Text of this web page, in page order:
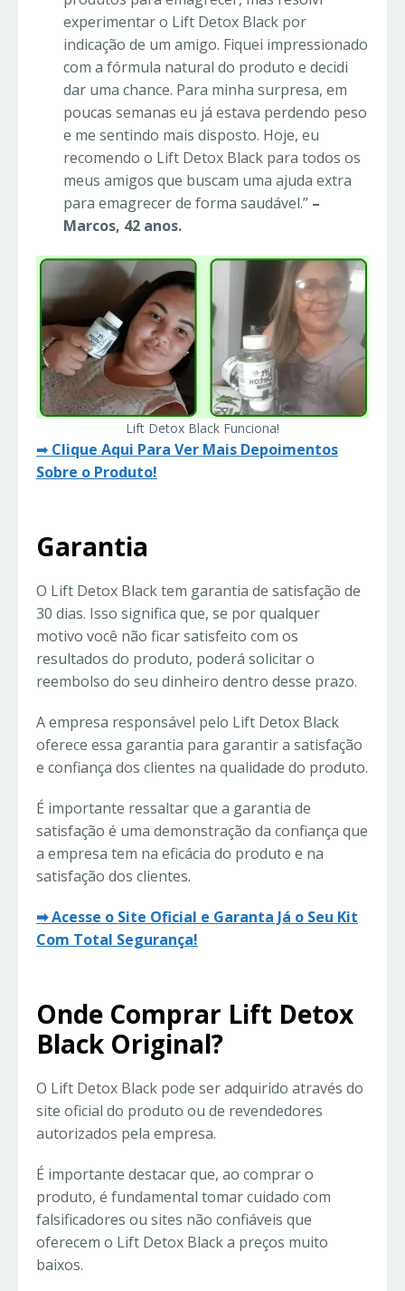
experimentar o Lift Detox Black por
indicação de um amigo. Fiquei impressionado
com a fórmula natural do produto e decidi
dar uma chance. Para minha surpresa, em
poucas semanas eu já estava perdendo peso
e me sentindo mais disposto. Hoje, eu
recomendo o Lift Detox Black para todos os
meus amigos que buscam uma ajuda extra
para emagrecer de forma saudável.” –
Marcos, 42 anos.
Lift Detox Black Funciona!
➡ Clique Aqui Para Ver Mais Depoimentos
Sobre o Produto!
Garantia
O Lift Detox Black tem garantia de satisfação de
30 dias. Isso significa que, se por qualquer
motivo você não ficar satisfeito com os
resultados do produto, poderá solicitar o
reembolso do seu dinheiro dentro desse prazo.
A empresa responsável pelo Lift Detox Black
oferece essa garantia para garantir a satisfação
e confiança dos clientes na qualidade do produto.
É importante ressaltar que a garantia de
satisfação é uma demonstração da confiança que
a empresa tem na eficácia do produto e na
satisfação dos clientes.
➡ Acesse o Site Oficial e Garanta Já o Seu Kit
Com Total Segurança!
Onde Comprar Lift Detox
Black Original?
O Lift Detox Black pode ser adquirido através do
site oficial do produto ou de revendedores
autorizados pela empresa.
É importante destacar que, ao comprar o
produto, é fundamental tomar cuidado com
falsificadores ou sites não confiáveis que
oferecem o Lift Detox Black a preços muito
baixos.